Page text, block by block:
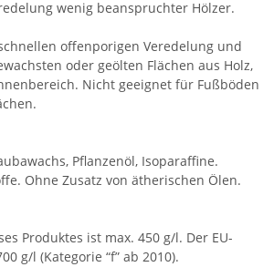
wenig beanspruchter Hölzer.
offenporigen Veredelung und
oder geölten Flächen aus Holz,
Nicht geeignet für Fußböden
Pflanzenöl, Isoparaffine.
Ohne Zusatz von ätherischen Ölen.
Produktes ist max. 450 g/l. Der EU-
g/l (Kategorie “f” ab 2010).